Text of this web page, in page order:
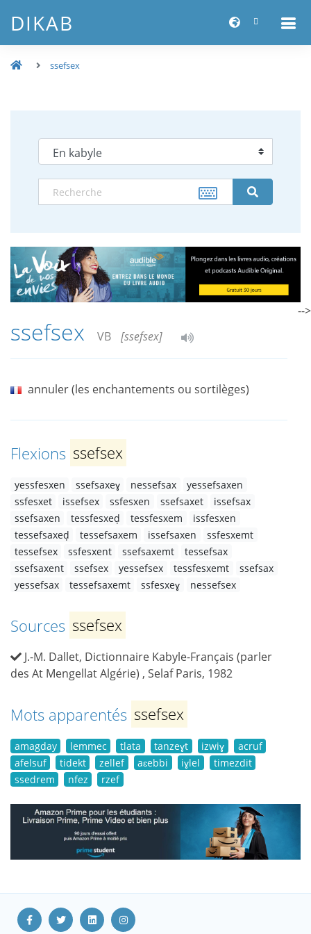
DIKAB
ssefsex
ssefsex VB [ssefsex]
annuler (les enchantements ou sortilèges)
Flexions ssefsex
yessfesxen ssefsaxeɣ nessefsax
yessefsaxen
ssfesxet
issefsex ssfesxen ssefsaxet
issefsax
ssefsaxen
tessfesxeḍ tessfesxem
issfesxen
tessefsaxeḍ
tessefsaxem issefsaxen
ssfesxemt
tessefsex
ssfesxent ssefsaxemt
tessefsax
ssefsaxent
ssefsex yessefsex tessfesxemt
ssefsax
yessefsax
tessefsaxemt ssfesxeɣ nessefsex
Sources ssefsex
J.-M. Dallet, Dictionnaire Kabyle-Français (parler
des At Mengellat Algérie) , Selaf Paris, 1982
Mots apparentés ssefsex
amagday lemmec tlata tanzeɣt izwiɣ
acruf
afelsuf
tidekt zellef aɛebbi iɣlel
timezdit
ssedrem
nfez rzef
-->